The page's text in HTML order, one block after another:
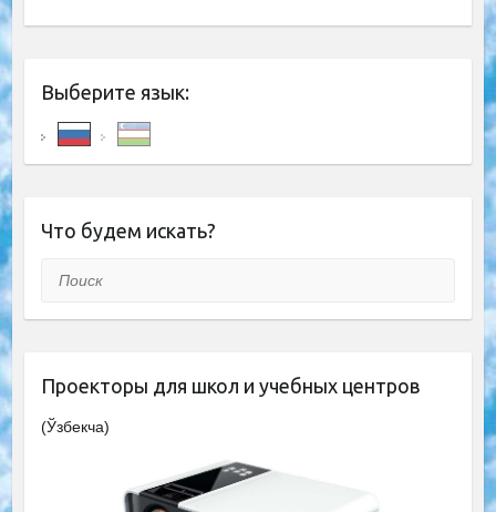
Выберите язык:
Что будем искать?
Поиск
Проекторы для школ и учебных центров
(Ўзбекча)